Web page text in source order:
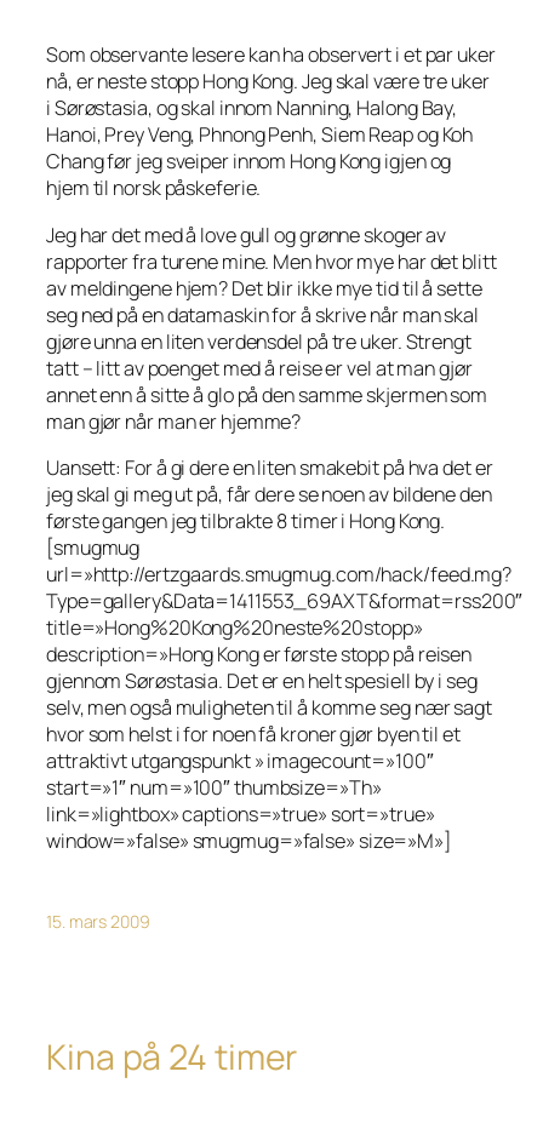
Som observante lesere kan ha observert i et par uker
nå, er neste stopp Hong Kong. Jeg skal være tre uker
i Sørøstasia, og skal innom Nanning, Halong Bay,
Hanoi, Prey Veng, Phnong Penh, Siem Reap og Koh
Chang før jeg sveiper innom Hong Kong igjen og
hjem til norsk påskeferie.
Jeg har det med å love gull og grønne skoger av
rapporter fra turene mine. Men hvor mye har det blitt
av meldingene hjem? Det blir ikke mye tid til å sette
seg ned på en datamaskin for å skrive når man skal
gjøre unna en liten verdensdel på tre uker. Strengt
tatt – litt av poenget med å reise er vel at man gjør
annet enn å sitte å glo på den samme skjermen som
man gjør når man er hjemme?
Uansett: For å gi dere en liten smakebit på hva det er
jeg skal gi meg ut på, får dere se noen av bildene den
første gangen jeg tilbrakte 8 timer i Hong Kong.
[smugmug
url=»http://ertzgaards.smugmug.com/hack/feed.mg?
Type=gallery&Data=1411553_69AXT&format=rss200″
title=»Hong%20Kong%20neste%20stopp»
description=»Hong Kong er første stopp på reisen
gjennom Sørøstasia. Det er en helt spesiell by i seg
selv, men også muligheten til å komme seg nær sagt
hvor som helst i for noen få kroner gjør byen til et
attraktivt utgangspunkt » imagecount=»100″
start=»1″ num=»100″ thumbsize=»Th»
link=»lightbox» captions=»true» sort=»true»
window=»false» smugmug=»false» size=»M»]
15. mars 2009
Kina på 24 timer